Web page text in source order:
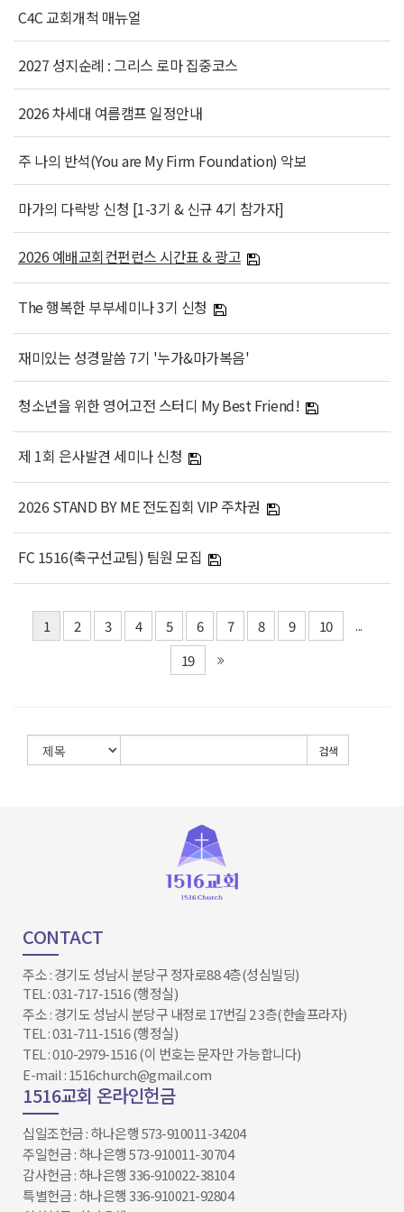
C4C 교회개척 매뉴얼
2027 성지순례 : 그리스 로마 집중코스
2026 차세대 여름캠프 일정안내
주 나의 반석(You are My Firm Foundation) 악보
마가의 다락방 신청 [1-3기 & 신규 4기 참가자]
2026 예배교회컨펀런스 시간표 & 광고
The 행복한 부부세미나 3기 신청
재미있는 성경말씀 7기 '누가&마가복음'
청소년을 위한 영어고전 스터디 My Best Friend!
제 1회 은사발견 세미나 신청
2026 STAND BY ME 전도집회 VIP 주차권
FC 1516(축구선교팀) 팀원 모집
1 2 3 4 5 6 7 8 9 10 ...
19
검색
CONTACT
주소 : 경기도 성남시 분당구 정자로88 4층(성심빌딩)
TEL : 031-717-1516 (행정실)
주소 : 경기도 성남시 분당구 내정로 17번길 2 3층(한솔프라자)
TEL : 031-711-1516 (행정실)
TEL : 010-2979-1516 (이 번호는 문자만 가능합니다)
E-mail : 1516church@gmail.com
1516교회 온라인헌금
십일조헌금 : 하나은행 573-910011-34204​​​​​​​
주일헌금 : 하나은행 573-910011-30704
감사헌금 : 하나은행 336-910022-38104
특별헌금 : 하나은행 336-910021-92804